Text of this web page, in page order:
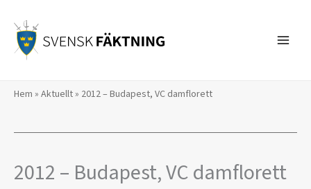
innehåll
Hem » Aktuellt» 2012 – Budapest, VC damflorett
2012 – Budapest, VC damflorett